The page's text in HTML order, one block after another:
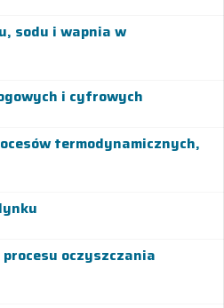
sodu i wapnia w
i cyfrowych
termodynamicznych,
oczyszczania